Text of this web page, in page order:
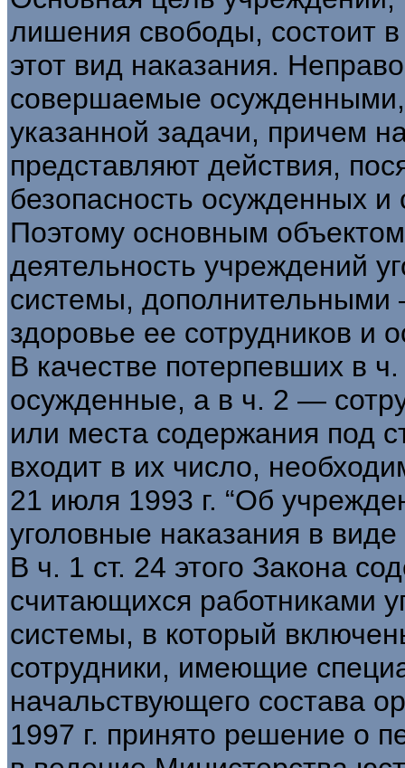
лишения свободы, состоит
этот вид наказания.
совершаемые
указанной задачи, причем
представляют действия,
безопасность осужденных и
Поэтому основным
деятельность учреждений
системы, дополнительными
здоровье ее сотрудников и
В качестве потерпевших в
осужденные, а в ч. 2 —
или места содержания под
входит в их число,
21 июля 1993 г. “Об
уголовные наказания в
В ч. 1 ст. 24 этого Закона
считающихся работниками
системы, в который
сотрудники, имеющие
начальствующего состава
1997 г. принято решение о